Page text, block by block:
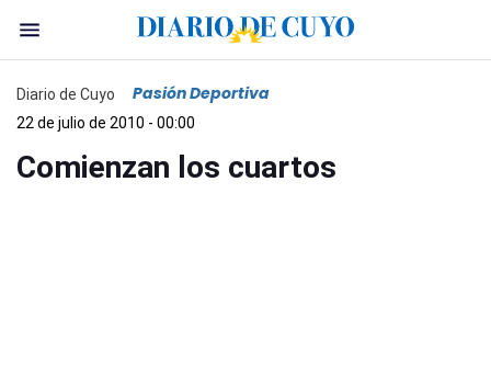
Diario de Cuyo Pasión Deportiva
22 de julio de 2010 - 00:00
Comienzan los cuartos